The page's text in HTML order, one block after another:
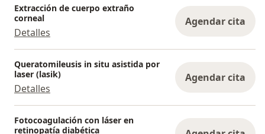
Extracción de cuerpo extraño
corneal
Detalles
Agendar cita
Queratomileusis in situ asistida por
laser (lasik)
Detalles
Agendar cita
Fotocoagulación con láser en
retinopatía diabética